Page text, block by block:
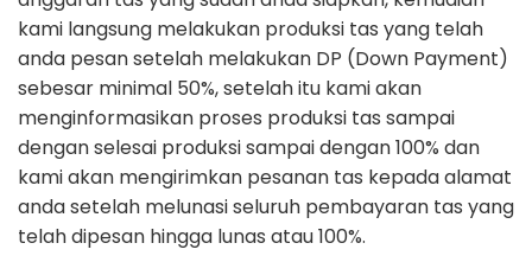
kami langsung melakukan produksi tas yang telah
anda pesan setelah melakukan DP (Down Payment)
sebesar minimal 50%, setelah itu kami akan
menginformasikan proses produksi tas sampai
dengan selesai produksi sampai dengan 100% dan
kami akan mengirimkan pesanan tas kepada alamat
anda setelah melunasi seluruh pembayaran tas yang
telah dipesan hingga lunas atau 100%.